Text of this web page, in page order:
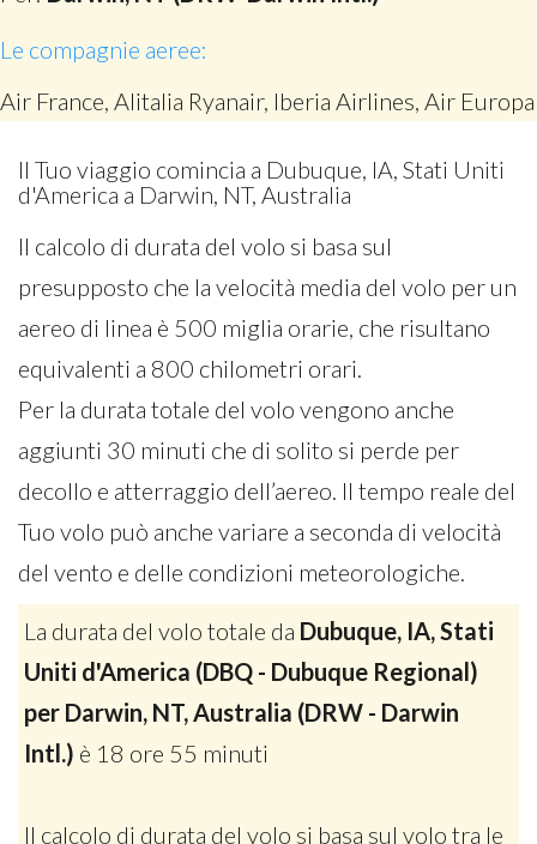
Le compagnie aeree:
Air France, Alitalia Ryanair, Iberia Airlines, Air Europa
Il Tuo viaggio comincia a Dubuque, IA, Stati Uniti
d'America a Darwin, NT, Australia
Il calcolo di durata del volo si basa sul
presupposto che la velocità media del volo per un
aereo di linea è 500 miglia orarie, che risultano
equivalenti a 800 chilometri orari.
Per la durata totale del volo vengono anche
aggiunti 30 minuti che di solito si perde per
decollo e atterraggio dell’aereo. Il tempo reale del
Tuo volo può anche variare a seconda di velocità
del vento e delle condizioni meteorologiche.
La durata del volo totale da Dubuque, IA, Stati
Uniti d'America (DBQ - Dubuque Regional)
per Darwin, NT, Australia (DRW - Darwin
Intl.) è 18 ore 55 minuti
Il calcolo di durata del volo si basa sul volo tra le